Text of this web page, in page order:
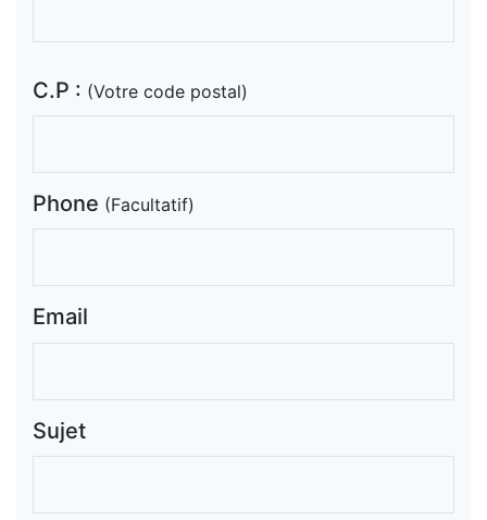
C.P : (Votre code postal)
Phone (Facultatif)
Email
Sujet